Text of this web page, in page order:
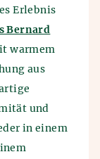
Erlebnis
Bernard
warmem
aus
und
in einem